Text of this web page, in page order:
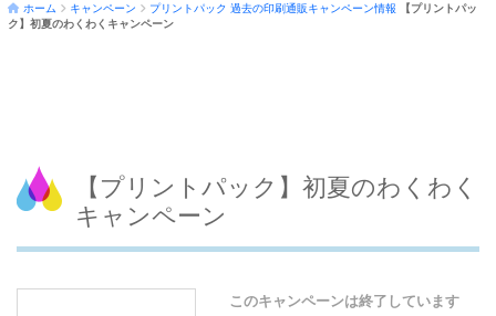
ホーム キャンペーン プリントパック 過去の印刷通販キャンペーン情報
【プリントパッ
ク】初夏のわくわくキャンペーン
【プリントパック】初夏のわくわく
キャンペーン
このキャンペーンは終了しています